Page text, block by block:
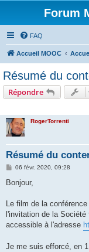
Forum
FAQ
Accueil MOOC
Résumé du
Répondre
RogerTorrenti
Résumé du
M
s
g
06 févr. 2020, 09:28
Bonjour,
Le film de la
l'invitation de la
accessible à l'adresse
Je me suis efforcé, en